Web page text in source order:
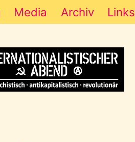
Media Archiv Links